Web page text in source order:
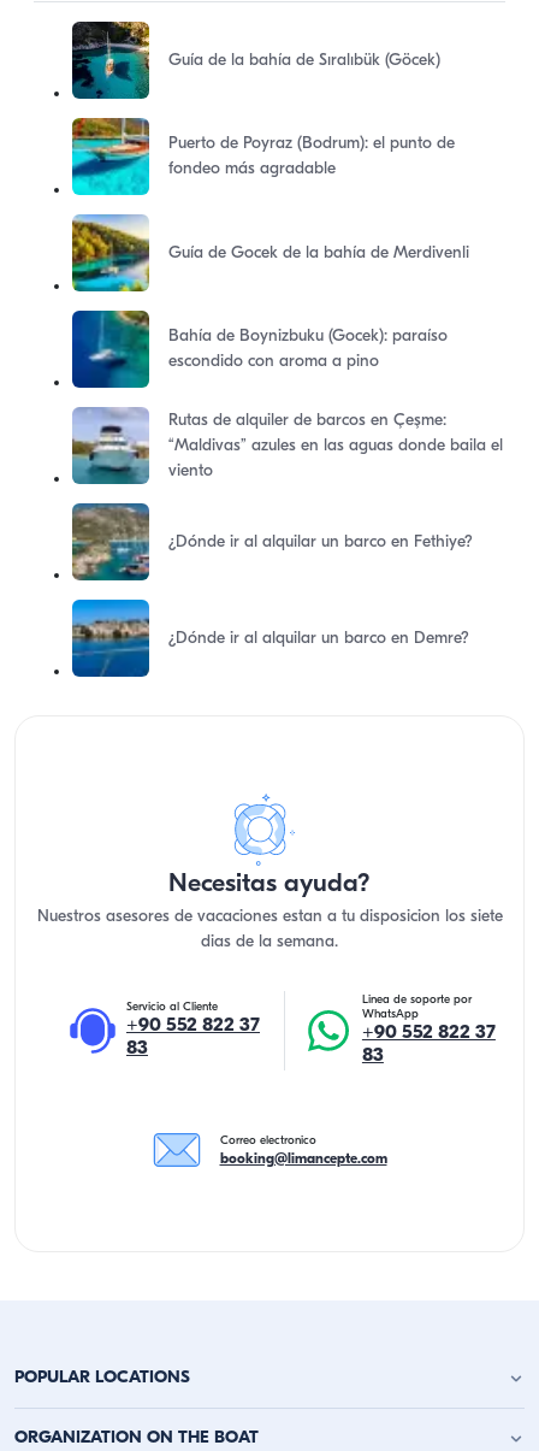
Guía de la bahía de Sıralıbük (Göcek)
Puerto de Poyraz (Bodrum): el punto de
fondeo más agradable
Guía de Gocek de la bahía de Merdivenli
Bahía de Boynizbuku (Gocek): paraíso
escondido con aroma a pino
Rutas de alquiler de barcos en Çeşme:
“Maldivas” azules en las aguas donde baila el
viento
¿Dónde ir al alquilar un barco en Fethiye?
¿Dónde ir al alquilar un barco en Demre?
Necesitas ayuda?
Nuestros asesores de vacaciones estan a tu disposicion los siete
dias de la semana.
Servicio al Cliente
+90 552 822 37
83
Linea de soporte por
WhatsApp
+90 552 822 37
83
Correo electronico
booking@limancepte.com
POPULAR LOCATIONS
Alquiler de Yates en Antalya
ORGANIZATION ON THE BOAT